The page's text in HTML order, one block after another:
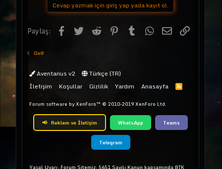
Cevap yazmak için giriş yap yada kayıt ol.
Paylaş: Facebook
TwitterReddit PinterestTumblrWhatsApp
E-postaLink
Golf
Aventarius v2
Türkçe (TR)
İletişim
Koşullar Gizlilik Yardım Anasayfa
Forum software by XenForo™ © 2010-2019 XenForo Ltd.
📢 Reklam ve İletişim WhatsApp Teams
Telegram
Yasal Uyarı: Forum Sitemiz; 5651 Sayılı Kanun kapsamında BTK